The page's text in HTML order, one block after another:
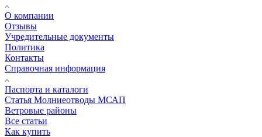
О компании
Отзывы
Учредительные документы
Политика
Контакты
Справочная информация
Паспорта и каталоги
Статья Молниеотводы МСАП
Ветровые районы
Все статьи
Как купить